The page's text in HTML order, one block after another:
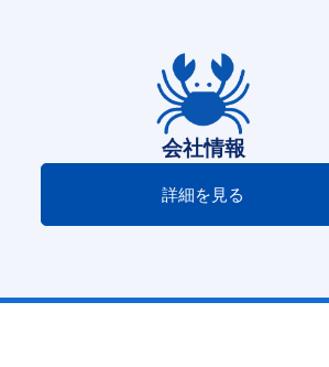
会社情報
詳細を見る